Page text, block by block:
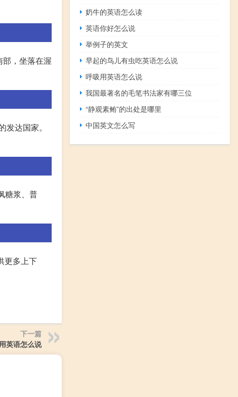
，坐落在渥
达国家。
糖浆、普
更多上下
下一篇
英语怎么说
奶牛的英语怎么读
英语你好怎么说
举例子的英文
早起的鸟儿有虫吃英语怎么说
呼吸用英语怎么说
我国最著名的毛笔书法家有哪三位
“静观素鲔”的出处是哪里
中国英文怎么写